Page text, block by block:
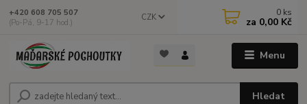
Menu
CZK
Hledat
+420 608 705 507
(Po-Pá, 9-17 hod.)
0 ks
za 0,00 Kč